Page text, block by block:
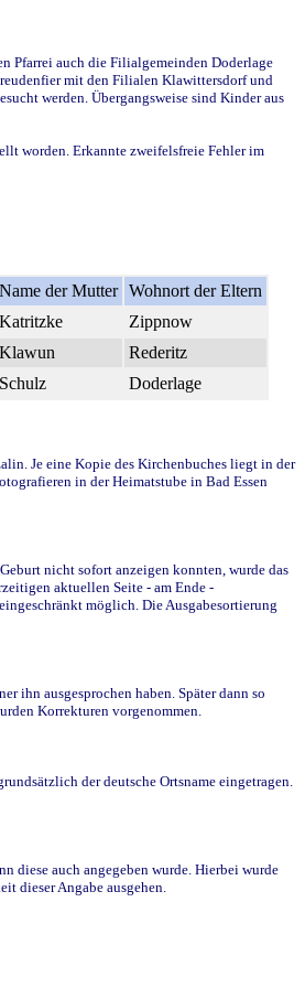
Pfarrei auch die Filialgemeinden Doderlage
mit den Filialen Klawittersdorf und
werden. Übergangsweise sind Kinder aus
worden. Erkannte zweifelsfreie Fehler im
Name der Mutter Wohnort der Eltern
Katritzke
Zippnow
Klawun
Rederitz
Schulz Doderlage
Je eine Kopie des Kirchenbuches liegt in der
in der Heimatstube in Bad Essen
nicht sofort anzeigen konnten, wurde das
aktuellen Seite - am Ende -
möglich. Die Ausgabesortierung
ihn ausgesprochen haben. Später dann so
Korrekturen vorgenommen.
der deutsche Ortsname eingetragen.
diese auch angegeben wurde. Hierbei wurde
dieser Angabe ausgehen.